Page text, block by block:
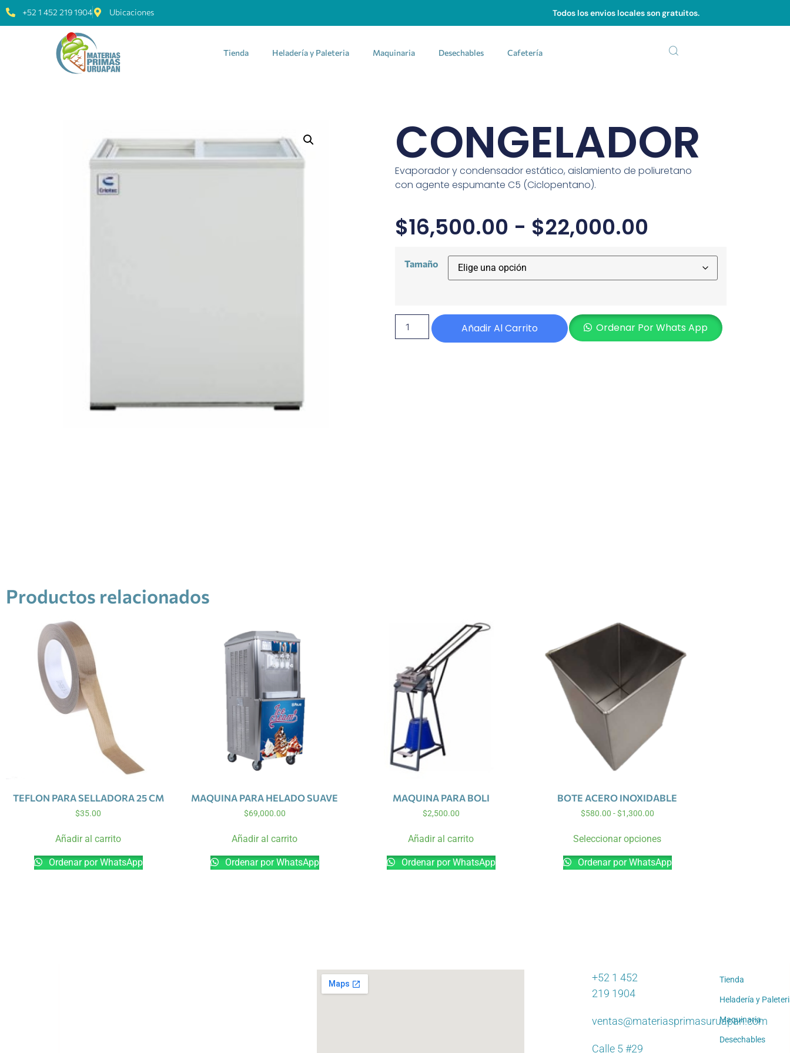
+52 1 452 219 1904 Ubicaciones Todos los envios locales son gratuitos.
Tienda Heladería y Paleteria Maquinaria Desechables Cafetería
CONGELADOR
Evaporador y condensador estático, aislamiento de poliuretano
con agente espumante C5 (Ciclopentano).
$16,500.00 - $22,000.00
Tamaño
Añadir Al Carrito Ordenar Por Whats App
Productos relacionados
TEFLON PARA SELLADORA 25 CM
$35.00
Añadir al carrito
Ordenar por WhatsApp
MAQUINA PARA HELADO SUAVE
$69,000.00
Añadir al carrito
Ordenar por WhatsApp
MAQUINA PARA BOLI
$2,500.00
Añadir al carrito
Ordenar por WhatsApp
BOTE ACERO INOXIDABLE
$580.00 - $1,300.00
Seleccionar opciones
Ordenar por WhatsApp
+52 1 452
219 1904
ventas@materiasprimasuruapan.com
Calle 5 #29
Tienda
Heladería y
Maquinaria
Desechables